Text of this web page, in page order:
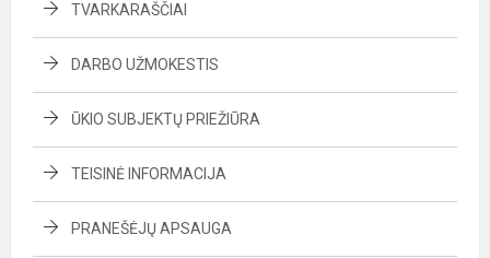
TVARKARAŠČIAI
DARBO UŽMOKESTIS
ŪKIO SUBJEKTŲ PRIEŽIŪRA
TEISINĖ INFORMACIJA
PRANEŠĖJŲ APSAUGA